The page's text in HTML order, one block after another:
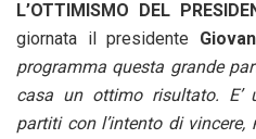
L’OTTIMISMO DEL
giornata il presidente
programma questa grande
casa un ottimo risultato.
partiti con l’intento di vincere,